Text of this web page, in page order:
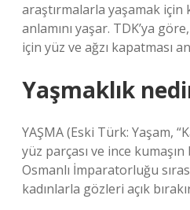
araştırmalarla yaşamak
anlamını yaşar. TDK’ya
için yüz ve ağzı kapatması
Yaşmaklık
YAŞMA (Eski Türk: Yaşam,
yüz parçası ve ince
Osmanlı İmparatorluğu
kadınlarla gözleri açık